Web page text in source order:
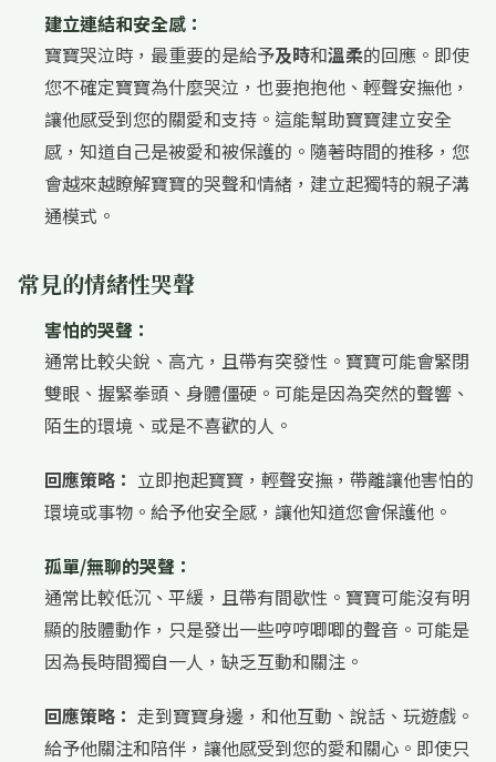
建立連結和安全感：
寶寶哭泣時，最重要的是給予及時和溫柔的回應。即使
您不確定寶寶為什麼哭泣，也要抱抱他、輕聲安撫他，
讓他感受到您的關愛和支持。這能幫助寶寶建立安全
感，知道自己是被愛和被保護的。隨著時間的推移，您
會越來越瞭解寶寶的哭聲和情緒，建立起獨特的親子溝
通模式。
常見的情緒性哭聲
害怕的哭聲：
通常比較尖銳、高亢，且帶有突發性。寶寶可能會緊閉
雙眼、握緊拳頭、身體僵硬。可能是因為突然的聲響、
陌生的環境、或是不喜歡的人。
回應策略： 立即抱起寶寶，輕聲安撫，帶離讓他害怕的
環境或事物。給予他安全感，讓他知道您會保護他。
孤單/無聊的哭聲：
通常比較低沉、平緩，且帶有間歇性。寶寶可能沒有明
顯的肢體動作，只是發出一些哼哼唧唧的聲音。可能是
因為長時間獨自一人，缺乏互動和關注。
回應策略： 走到寶寶身邊，和他互動、說話、玩遊戲。
給予他關注和陪伴，讓他感受到您的愛和關心。即使只